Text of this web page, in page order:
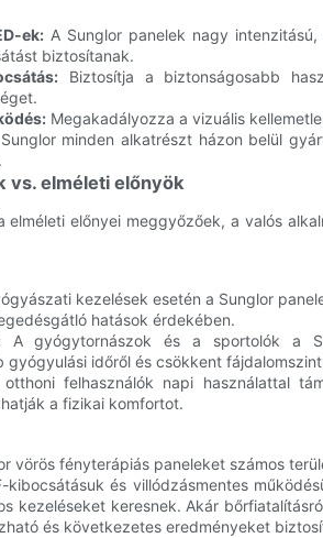
ek:A Sunglor panelek nagy
biztosítanak.
Biztosítja a biztonságosabb
Megakadályozza a vizuális
minden alkatrészt házon belül
vs. elméleti előnyök
elméleti előnyei meggyőzőek, a valós
​​kezelések esetén a Sunglor
hatások érdekében.
A gyógytornászok és a sportolók a
gyógyulási időről és csökkent
felhasználók napi használattal
a fizikai komfortot.
vörös fényterápiás paneleket számos
kibocsátásuk és villódzásmentes
kezeléseket keresnek. Akár
és következetes eredményeket